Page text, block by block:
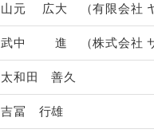
山元 広大 （有限会社 ヤ
武中 進 （株式会社 サ
太和田 善久
吉冨 行雄